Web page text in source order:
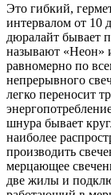
Это гибкий,
интервалом от 10
дюралайт бывает
называют «Неон»
равномерно по
непрерывного
легко переносит
шнура бывает
наиболее
производить
мерцающее
две жилы и